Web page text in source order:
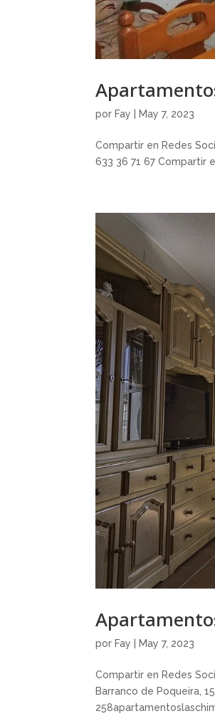
por Fay May 7, 2023
Compartir en Redes
633 36 71 67 Compartir
por Fay May 7, 2023
Compartir en Redes
Barranco de Poqueira,